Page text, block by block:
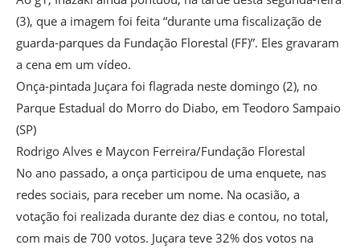
(3), que a imagem foi feita “durante uma fiscalização de
guarda-parques da Fundação Florestal (FF)”. Eles gravaram
a cena em um vídeo.
Onça-pintada Juçara foi flagrada neste domingo (2), no
Parque Estadual do Morro do Diabo, em Teodoro Sampaio
(SP)
Rodrigo Alves e Maycon Ferreira/Fundação Florestal
No ano passado, a onça participou de uma enquete, nas
redes sociais, para receber um nome. Na ocasião, a
votação foi realizada durante dez dias e contou, no total,
com mais de 700 votos. Juçara teve 32% dos votos na